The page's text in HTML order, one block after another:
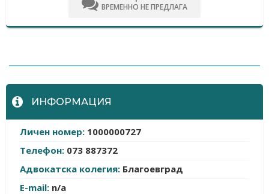
ВРЕМЕННО НЕ ПРЕДЛАГА
ИНФОРМАЦИЯ
Личен номер: 1000000727
Телефон: 073 887372
Адвокатска колегия: Благоевград
E-mail: n/a